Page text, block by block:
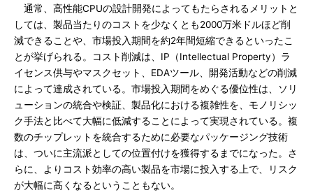
通常、高性能CPUの設計開発によってもたらされるメリットと
しては、製品当たりのコストを少なくとも2000万米ドルほど削
減できることや、市場投入期間を約2年間短縮できるといったこ
とが挙げられる。コスト削減は、IP（Intellectual Property）ラ
イセンス供与やマスクセット、EDAツール、開発活動などの削減
によって達成されている。市場投入期間をめぐる優位性は、ソリ
ューションの統合や検証、製品化における複雑性を、モノリシッ
ク手法と比べて大幅に低減することによって実現されている。複
数のチップレットを統合するために必要なパッケージング技術
は、ついに主流派としての位置付けを獲得するまでになった。さ
らに、よりコスト効率の高い製品を市場に投入する上で、リスク
が大幅に高くなるということもない。